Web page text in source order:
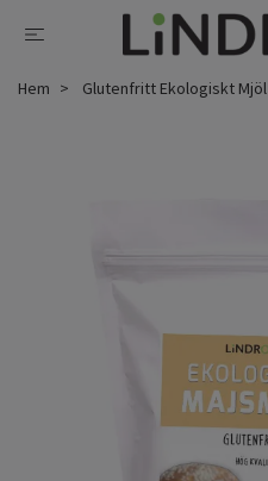
Hem Glutenfritt Ekologiskt Mjöl